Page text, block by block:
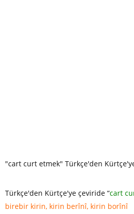
"cart curt et­mek" Türkçe'den
Türkçe'den Kürtçe'ye çeviride “cart
birebir kirin, kirin berînî, kirin borînî